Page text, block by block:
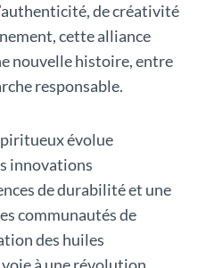
de créativité
cette alliance
nouvelle histoire, entre
responsable.
évolue
innovations
de durabilité et une
communautés de
des huiles